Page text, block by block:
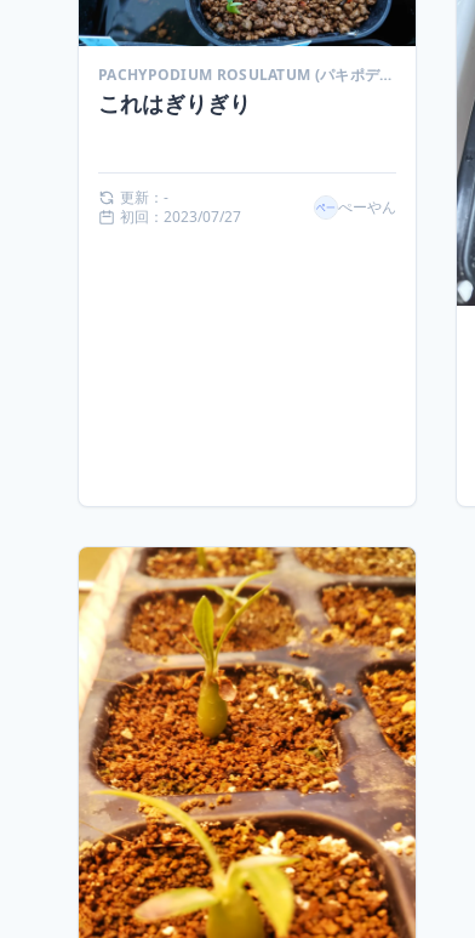
PACHYPODIUM ROSULATUM (パキポディウム ロスラーツム)
これはぎりぎり
更新：-
初回：2023/07/27
ぺーやん